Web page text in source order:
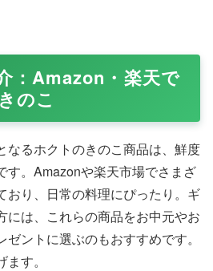
：Amazon・楽天で
のこ
なるホクトのきのこ商品は、鮮度
す。Amazonや楽天市場でさまざ
おり、日常の料理にぴったり。ギ
には、これらの商品をお中元やお
ントに選ぶのもおすすめです。
す。